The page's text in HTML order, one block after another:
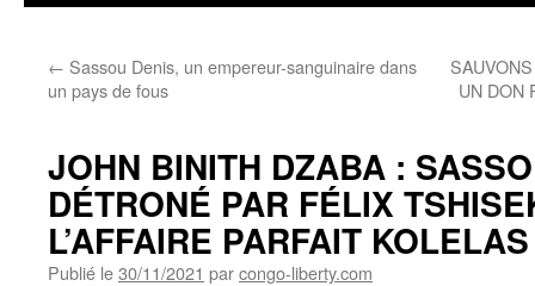
← Sassou Denis, un empereur-sanguinaire dans
un pays de fous
UN DON
JOHN BINITH DZABA :
DÉTRONÉ PAR FÉLIX
L’AFFAIRE PARFAIT KOLELAS
Publié le30/11/2021 parcongo-liberty.com